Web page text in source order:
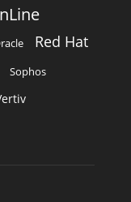
Red Hat
Sophos